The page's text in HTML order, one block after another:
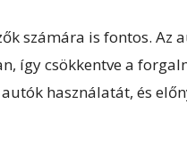
számára is fontos. Az
így csökkentve a
használatát, és